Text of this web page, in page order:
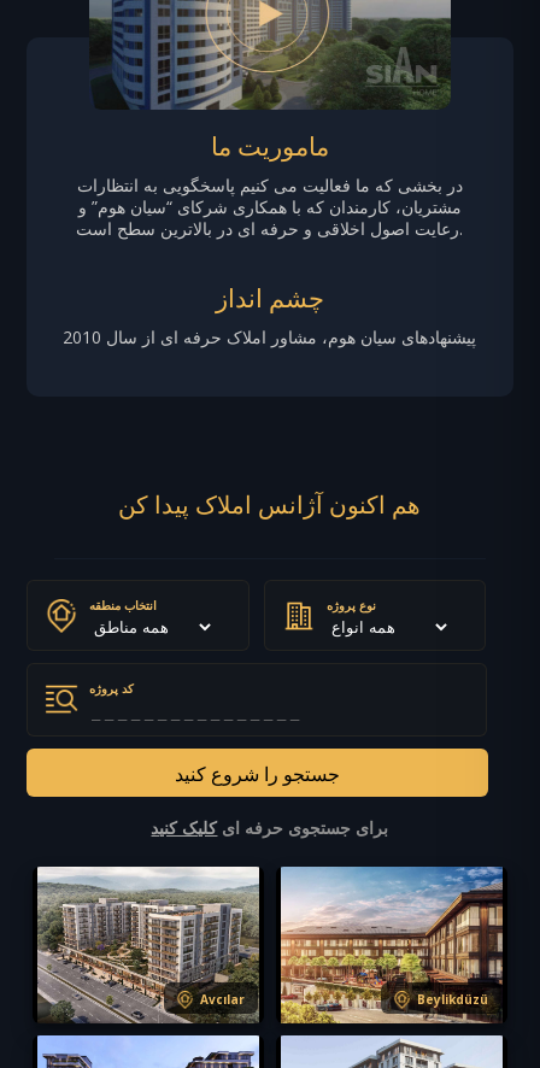
ماموریت ما
در بخشی که ما فعالیت می کنیم پاسخگویی به انتظارات
مشتریان، کارمندان که با همکاری شرکای “سیان هوم” و
رعایت اصول اخلاقی و حرفه ای در بالاترین سطح است.
چشم انداز
پیشنهادهای سیان هوم، مشاور املاک حرفه ای از سال 2010
هم اکنون آژانس املاک پیدا کن
انتخاب منطقه نوع پروژه
کد پروژه
جستجو را شروع کنید
برای جستجوی حرفه ایکلیک کنید
S-516
Avcılar Beylikdüzü
S-506 S-504